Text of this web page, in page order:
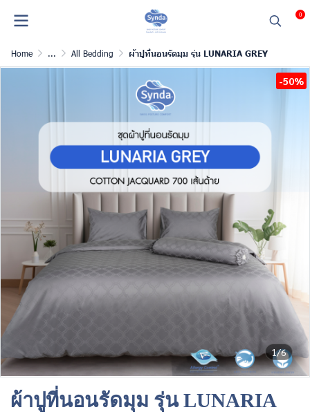
0
Home ... All Bedding ผ้าปูที่นอนรัดมุม รุ่น LUNARIA GREY
1/6
-50%
ผ้าปูที่นอนรัดมุม รุ่น LUNARIA